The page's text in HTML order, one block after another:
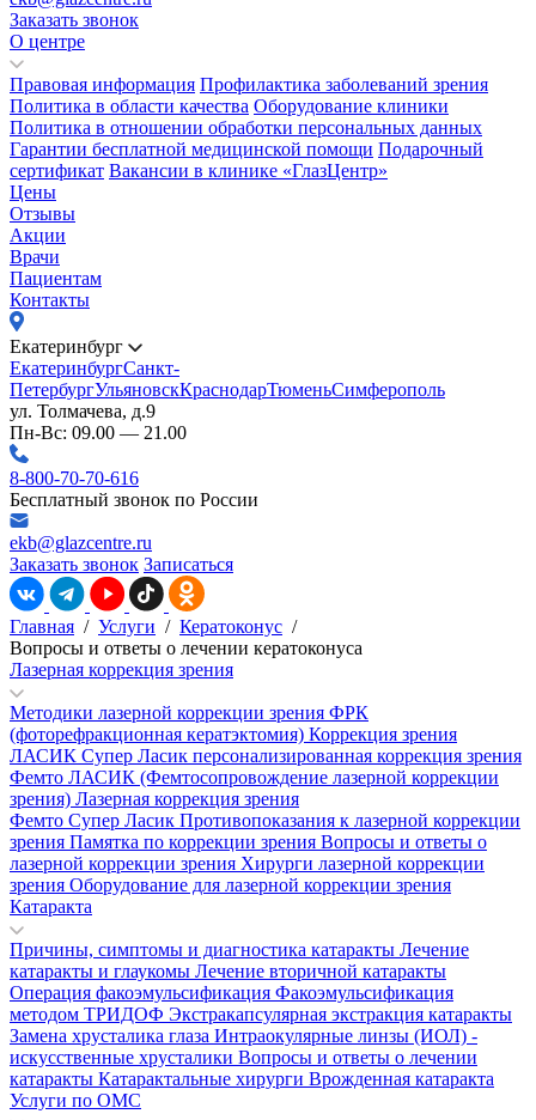
Заказать звонок
О центре
Правовая информация Профилактика заболеваний зрения
Политика в области качества Оборудование клиники
Политика в отношении обработки персональных данных
Гарантии бесплатной медицинской помощи Подарочный
сертификат Вакансии в клинике «ГлазЦентр»
Цены
Отзывы
Акции
Врачи
Пациентам
Контакты
Екатеринбург
ЕкатеринбургСанкт-
ПетербургУльяновскКраснодарТюменьСимферополь
ул. Толмачева, д.9
Пн-Вс: 09.00 — 21.00
8-800-70-70-616
Бесплатный звонок по России
ekb@glazcentre.ru
Заказать звонок Записаться
Главная / Услуги / Кератоконус /
Вопросы и ответы о лечении кератоконуса
Лазерная коррекция зрения
Методики лазерной коррекции зрения ФРК
(фоторефракционная кератэктомия) Коррекция зрения
ЛАСИК Супер Ласик персонализированная коррекция зрения
Фемто ЛАСИК (Фемтосопровождение лазерной коррекции
зрения) Лазерная коррекция зрения
Фемто Супер Ласик Противопоказания к лазерной коррекции
зрения Памятка по коррекции зрения Вопросы и ответы о
лазерной коррекции зрения Хирурги лазерной коррекции
зрения Оборудование для лазерной коррекции зрения
Катаракта
Причины, симптомы и диагностика катаракты Лечение
катаракты и глаукомы Лечение вторичной катаракты
Операция факоэмульсификация Факоэмульсификация
методом ТРИДОФ Экстракапсулярная экстракция катаракты
Замена хрусталика глаза Интраокулярные линзы (ИОЛ) -
искусственные хрусталики Вопросы и ответы о лечении
катаракты Катарактальные хирурги Врожденная катаракта
Услуги по ОМС